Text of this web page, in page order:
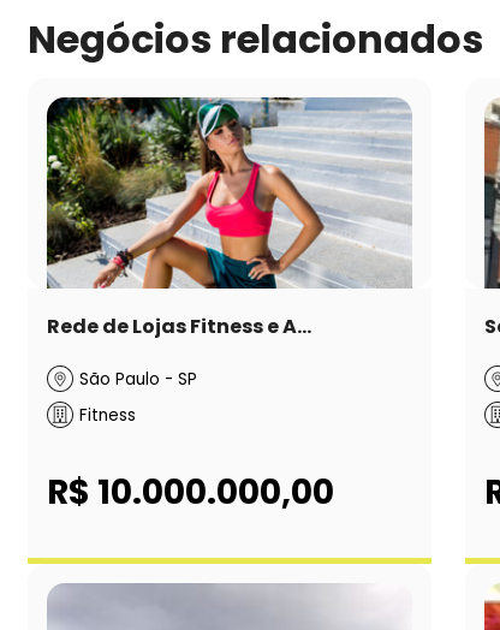
Negócios relacionados
Rede de Lojas Fitness e A...
São Paulo - SP
Fitness
R$ 10.000.000,00